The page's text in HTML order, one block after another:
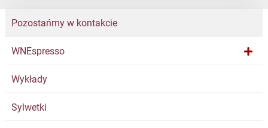
Pozostańmy w kontakcie
WNEspresso
Wykłady
Sylwetki